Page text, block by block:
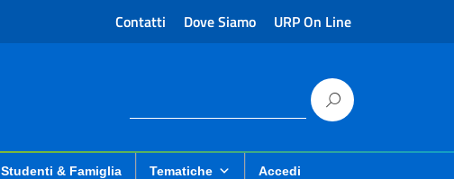
Contatti Dove Siamo URP On Line
Studenti & Famiglia Tematiche Accedi